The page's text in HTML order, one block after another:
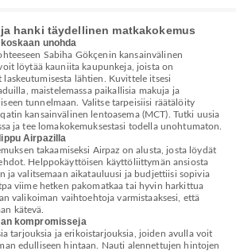
hanki täydellinen matkakokemus
unohda
Sabiha Gökçenin kansainvälinen
löytää kauniita kaupunkeja, joista on
laskeutumisesta lähtien. Kuvittele itsesi
maistelemassa paikallisia makuja ja
tunnelmaan. Valitse tarpeisiisi räätälöity
kansainvälinen lentoasema (MCT). Tutki uusia
ja tee lomakokemuksestasi todella unohtumaton.
Airpazilla
takaamiseksi Airpaz on alusta, josta löydät
Helppokäyttöisen käyttöliittymän ansiosta
ja valitsemaan aikatauluusi ja budjettiisi sopivia
viime hetken pakomatkaa tai hyvin harkittua
valikoiman vaihtoehtoja varmistaaksesi, että
kätevä.
kompromisseja
tarjouksia ja erikoistarjouksia, joiden avulla voit
edulliseen hintaan. Nauti alennettujen hintojen